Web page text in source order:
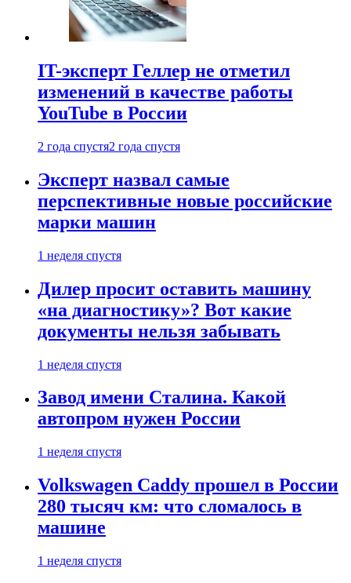
IT-эксперт Геллер не отметил
изменений в качестве работы
YouTube в России
2 года спустя2 года спустя
Эксперт назвал самые
перспективные новые российские
марки машин
1 неделя спустя
Дилер просит оставить машину
«на диагностику»? Вот какие
документы нельзя забывать
1 неделя спустя
Завод имени Сталина. Какой
автопром нужен России
1 неделя спустя
Volkswagen Caddy прошел в России
280 тысяч км: что сломалось в
машине
1 неделя спустя